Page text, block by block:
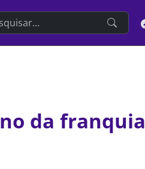
the website
da franquia